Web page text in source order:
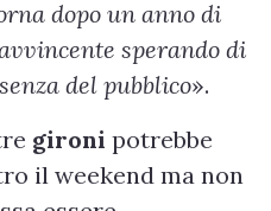
dopo un anno di
sperando di
del pubblico».
gironi potrebbe
il weekend ma non